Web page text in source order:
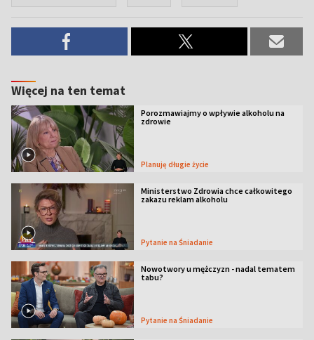
Więcej na ten temat
Porozmawiajmy o wpływie alkoholu na
zdrowie
Planuję długie życie
Ministerstwo Zdrowia chce całkowitego
zakazu reklam alkoholu
Pytanie na Śniadanie
Nowotwory u mężczyzn - nadal tematem
tabu?
Pytanie na Śniadanie